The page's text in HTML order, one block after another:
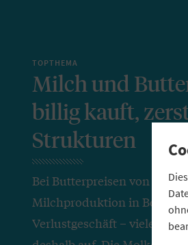
TOPTHEMA
Milch und
billig kauft,
Strukturen
Bei Butterpreisen von 99
Milchproduktion in
Verlustgeschäft – viele